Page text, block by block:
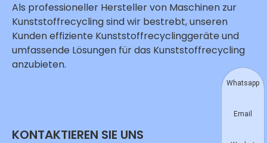
Als professioneller Hersteller von Maschinen zur
Kunststoffrecycling sind wir bestrebt, unseren
Kunden effiziente Kunststoffrecyclinggeräte und
umfassende Lösungen für das Kunststoffrecycling
anzubieten.
KONTAKTIEREN SIE UNS
Whatsapp
Email